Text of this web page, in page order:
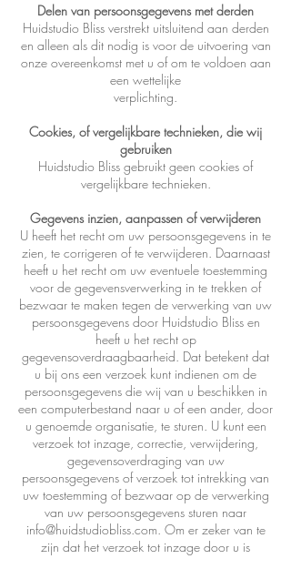
Delen van persoonsgegevens met derden
Huidstudio Bliss verstrekt uitsluitend aan derden
en alleen als dit nodig is voor de uitvoering van
onze overeenkomst met u of om te voldoen aan
een wettelijke
verplichting.
Cookies, of vergelijkbare technieken, die wij
gebruiken
Huidstudio Bliss gebruikt geen cookies of
vergelijkbare technieken.
Gegevens inzien, aanpassen of verwijderen
U heeft het recht om uw persoonsgegevens in te
zien, te corrigeren of te verwijderen. Daarnaast
heeft u het recht om uw eventuele toestemming
voor de gegevensverwerking in te trekken of
bezwaar te maken tegen de verwerking van uw
persoonsgegevens door Huidstudio Bliss en
heeft u het recht op
gegevensoverdraagbaarheid. Dat betekent dat
u bij ons een verzoek kunt indienen om de
persoonsgegevens die wij van u beschikken in
een computerbestand naar u of een ander, door
u genoemde organisatie, te sturen. U kunt een
verzoek tot inzage, correctie, verwijdering,
gegevensoverdraging van uw
persoonsgegevens of verzoek tot intrekking van
uw toestemming of bezwaar op de verwerking
van uw persoonsgegevens sturen naar
info@huidstudiobliss.com. Om er zeker van te
zijn dat het verzoek tot inzage door u is